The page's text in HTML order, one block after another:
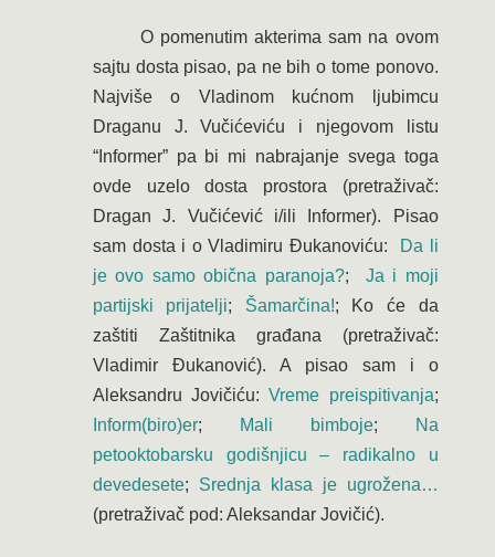
O pomenutim akterima sam na ovom
sajtu dosta pisao, pa ne bih o tome ponovo.
Najviše o Vladinom kućnom ljubimcu
Draganu J. Vučićeviću i njegovom listu
“Informer” pa bi mi nabrajanje svega toga
ovde uzelo dosta prostora (pretraživač:
Dragan J. Vučićević i/ili Informer). Pisao
sam dosta i o Vladimiru Đukanoviću:
Da li
je ovo samo obična paranoja?; Ja i moji
partijski prijatelji; Šamarčina!; Ko će da
zaštiti Zaštitnika građana (pretraživač:
Vladimir Đukanović). A pisao sam i o
Aleksandru Jovičiću:Vreme preispitivanja;
Inform(biro)er; Mali bimboje;
Na
petooktobarsku godišnjicu – radikalno u
devedesete; Srednja klasa je ugrožena…
(pretraživač pod: Aleksandar Jovičić).